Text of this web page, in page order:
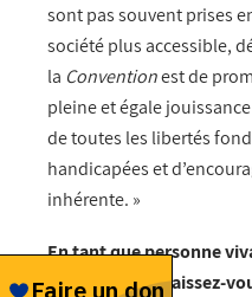
sont pas souvent prises
société plus accessible,
la Conventionest de
pleine et égale
de toutes les libertés
handicapées et
inhérente. »
En tant que personne
cognitive, connaissez-